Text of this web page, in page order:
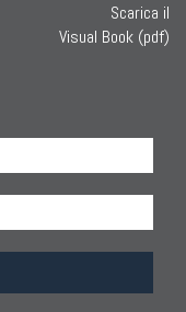
Scarica il
Visual Book (pdf)